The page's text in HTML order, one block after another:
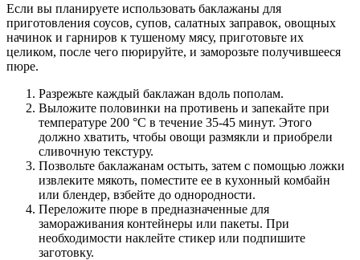
Если вы планируете использовать баклажаны для
приготовления соусов, супов, салатных заправок, овощных
начинок и гарниров к тушеному мясу, приготовьте их
целиком, после чего пюрируйте, и заморозьте получившееся
пюре.
Разрежьте каждый баклажан вдоль пополам.
Выложите половинки на противень и запекайте при
температуре 200 °C в течение 35-45 минут. Этого
должно хватить, чтобы овощи размякли и приобрели
сливочную текстуру.
Позвольте баклажанам остыть, затем с помощью ложки
извлеките мякоть, поместите ее в кухонный комбайн
или блендер, взбейте до однородности.
Переложите пюре в предназначенные для
замораживания контейнеры или пакеты. При
необходимости наклейте стикер или подпишите
заготовку.